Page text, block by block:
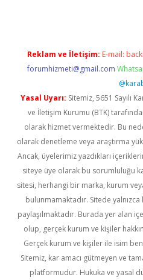
Reklam ve İletişim: E-mail:
forumhizmeti@gmail.com
Yasal Uyarı: Sitemiz, 5651 Sayılı
ve İletişim Kurumu (BTK)
olarak hizmet vermektedir. Bu
olarak denetleme veya araştırma
Ancak, üyelerimiz yazdıkları
siteye üye olarak bu sorumluluğu
sitesi, herhangi bir marka, kurum
bulunmamaktadır. Sitede yalnızca
paylaşılmaktadır. Burada yer alan
olup, gerçek kurum ve kişiler
Gerçek kurum ve kişiler ile isim
Sitemiz, kar amacı gütmeyen ve
platformudur. Hukuka ve yasal